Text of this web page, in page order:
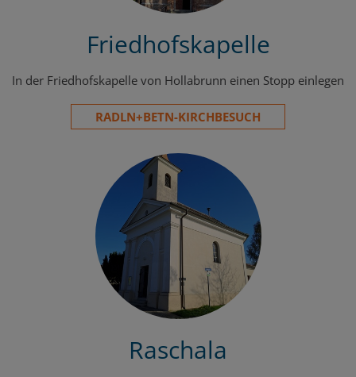
Friedhofskapelle
In der Friedhofskapelle von Hollabrunn einen Stopp einlegen
RADLN+BETN-KIRCHBESUCH
Raschala